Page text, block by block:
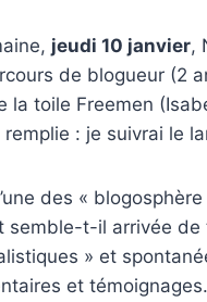
jeudi 10 janvier,
de blogueur (2
la toile Freemen
: je suivrai le
des «
semble-t-il arrivée
» et
et